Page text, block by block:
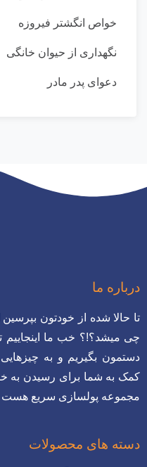
خواص انگشتر فیروزه
نگهداری از حیوان خانگی
دعوای پدر مادر
درباره ما
تا حالا شده از خودتون
چی میشد؟!؟ خب ما اینجاییم
دستمون بگیریم و به
کمک به شما برای رسیدن به
مجموعه پولسازی سریع هست
دسته های محصولات